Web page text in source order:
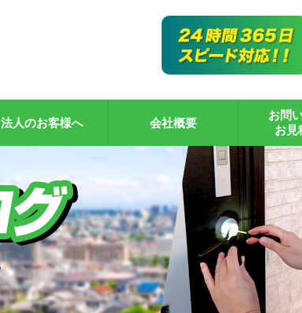
法人のお客様へ 会社概要
お問
お見